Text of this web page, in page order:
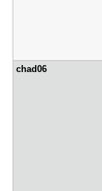
chad06